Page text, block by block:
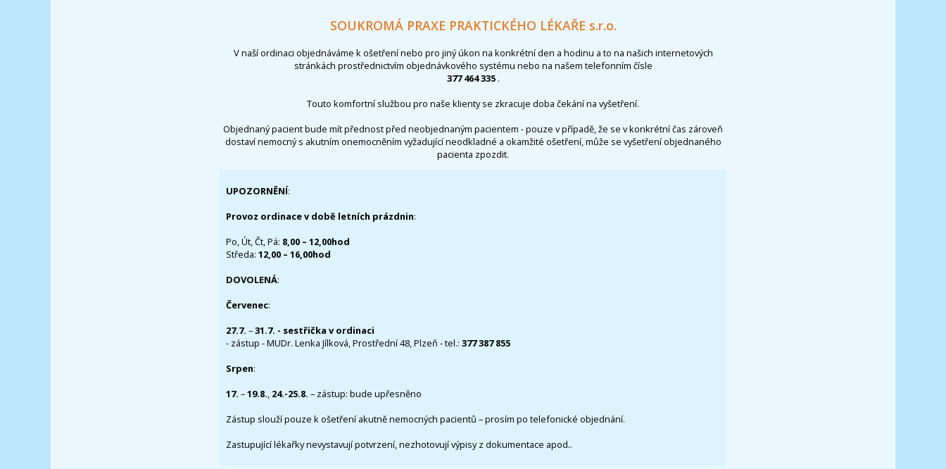
SOUKROMÁ PRAXE PRAKTICKÉHO LÉKAŘE s.r.o.
V naší ordinaci objednáváme k ošetření nebo pro jiný úkon na konkrétní den a hodinu a to na našich internetových
stránkách prostřednictvím objednávkového systému nebo na našem telefonním čísle
377 464 335 .
Touto komfortní službou pro naše klienty se zkracuje doba čekání na vyšetření.
Objednaný pacient bude mít přednost před neobjednaným pacientem - pouze v případě, že se v konkrétní čas zároveň
dostaví nemocný s akutním onemocněním vyžadující neodkladné a okamžité ošetření, může se vyšetření objednaného
pacienta zpozdit.
UPOZORNĚNÍ:
Provoz ordinace v době letních prázdnin:
Po, Út, Čt, Pá: 8,00 – 12,00hod
Středa: 12,00 – 16,00hod
DOVOLENÁ:
Červenec:
27.7. –31.7. - sestřička v ordinaci
- zástup - MUDr. Lenka Jílková, Prostřední 48, Plzeň - tel.: 377 387 855
Srpen:
17. –19.8., 24.-25.8. – zástup: bude upřesněno
Zástup slouží pouze k ošetření akutně nemocných pacientů – prosím po telefonické objednání.
Zastupující lékařky nevystavují potvrzení, nezhotovují výpisy z dokumentace apod..